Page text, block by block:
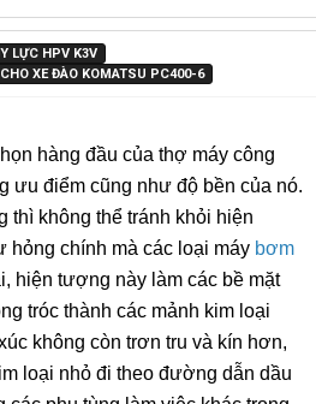
LỰC HPV K3V
XE ĐÀO KOMATSU PC400-6
hàng đầu của thợ máy công
ưu điểm cũng như độ bền của nó.
thì không thể tránh khỏi hiện
hỏng chính mà các loại máy bơm
hiện tượng này làm các bề mặt
tróc thành các mảnh kim loại
không còn trơn tru và kín hơn,
loại nhỏ đi theo đường dẫn dầu